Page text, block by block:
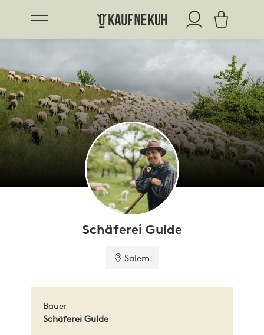
Salem
Schäferei Gulde
Bauer
Schäferei Gulde